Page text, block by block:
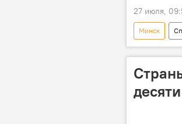
27 июля,
Минск